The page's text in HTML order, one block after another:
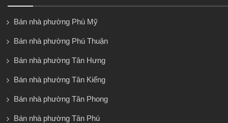
Bán nhà phường Phú Mỹ
Bán nhà phường Phú Thuận
Bán nhà phường Tân Hưng
Bán nhà phường Tân Kiểng
Bán nhà phường Tân Phong
Bán nhà phường Tân Phú